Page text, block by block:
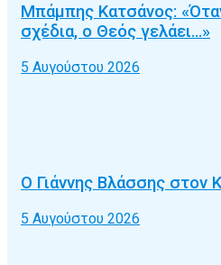
Μπάμπης Κατσάνος:
σχέδια, ο Θεός γελάει…»
5 Αυγούστου 2026
Ο Γιάννης Βλάσσης στον
5 Αυγούστου 2026